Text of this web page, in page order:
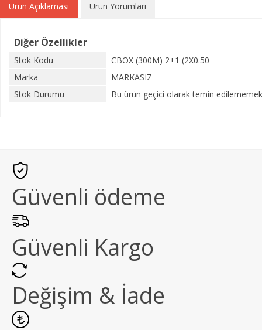
Ürün Açıklaması Ürün Yorumları
Diğer Özellikler
Stok Kodu
CBOX (300M) 2+1 (2X0.50
Marka
MARKASIZ
Stok Durumu
Bu ürün geçici olarak temin
Güvenli ödeme
Güvenli Kargo
Değişim & İade